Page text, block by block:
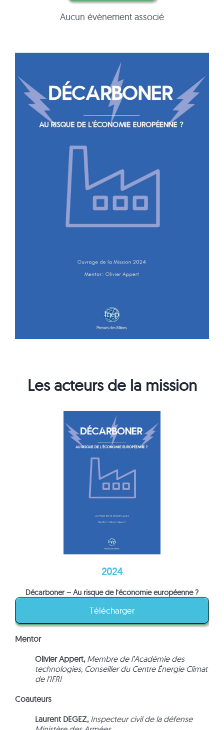
Aucun évènement associé
Les acteurs de la mission
2024
Décarboner – Au risque de l’économie européenne ?
Télécharger
Mentor
Olivier Appert,Membre de l’Académie des
technologies, Conseiller du Centre Énergie Climat
de l’IFRI
Coauteurs
Laurent DEGEZ, Inspecteur civil de la défense